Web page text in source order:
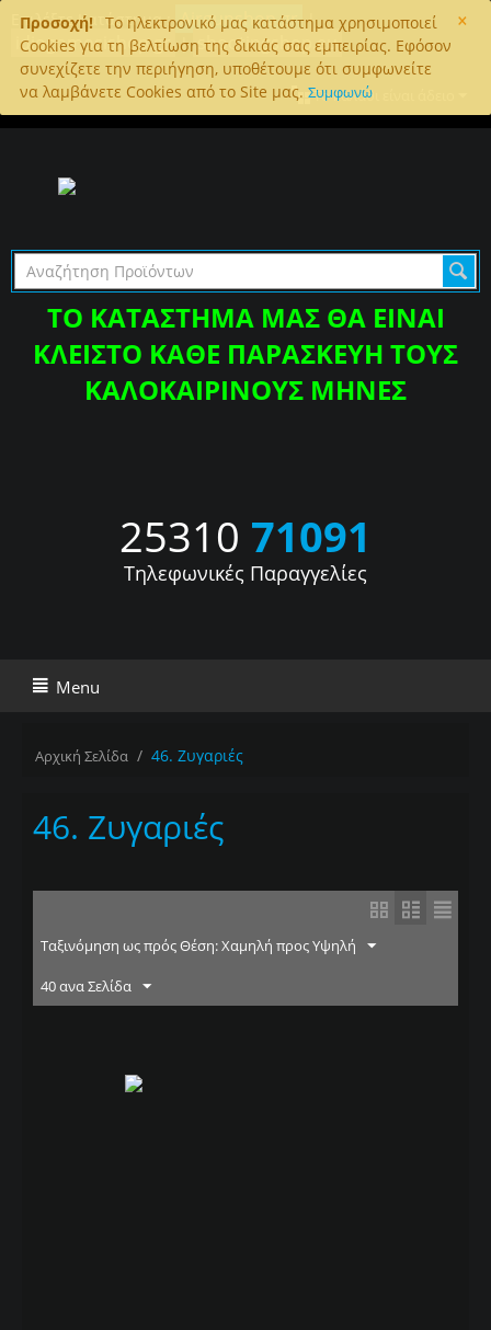
×
Προσοχή! To ηλεκτρονικό μας κατάστημα χρησιμοποιεί
Cookies για τη βελτίωση της δικιάς σας εμπειρίας. Εφόσον
συνεχίζετε την περιήγηση, υποθέτουμε ότι συμφωνείτε
να λαμβάνετε Cookies από το Site μας. Συμφωνώ
Επιλέξτε Κατάστημα : Airgunshop.gr |
idiogomosishop.gr | shootingshop.eu
Το καλάθι είναι άδειο
ΤΟ ΚΑΤΑΣΤΗΜΑ ΜΑΣ ΘΑ ΕΙΝΑΙ
ΚΛΕΙΣΤΟ ΚΑΘΕ ΠΑΡΑΣΚΕΥΗ ΤΟΥΣ
ΚΑΛΟΚΑΙΡΙΝΟΥΣ ΜΗΝΕΣ
25310 71091
Τηλεφωνικές Παραγγελίες
Menu
Αρχική Σελίδα / 46. Ζυγαριές
46. Ζυγαριές
Ταξινόμηση ως πρός Θέση: Χαμηλή προς Υψηλή
40 ανα Σελίδα